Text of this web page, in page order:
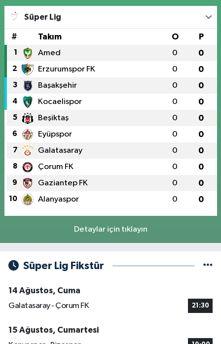
Süper Lig
# Takım O P
1 Amed 0 0
2 Erzurumspor FK 0 0
3 Başakşehir 0 0
4 Kocaelispor 0 0
5 Beşiktaş 0 0
6 Eyüpspor 0 0
7 Galatasaray 0 0
8 Çorum FK 0 0
9 Gaziantep FK 0 0
10 Alanyaspor 0 0
Detaylar için tıklayın
Süper Lig Fikstür
14 Ağustos, Cuma
Galatasaray - Çorum FK
21:30
15 Ağustos, Cumartesi